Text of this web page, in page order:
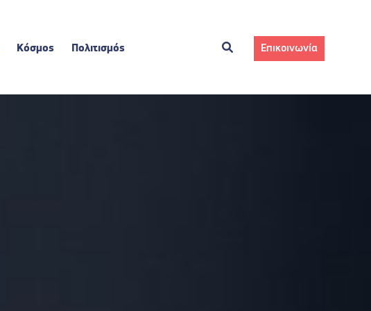
Κόσμος Πολιτισμός Επικοινωνία